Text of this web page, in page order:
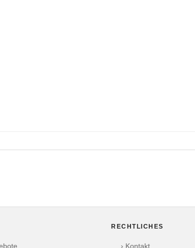
RECHTLICHES
› Kontakt